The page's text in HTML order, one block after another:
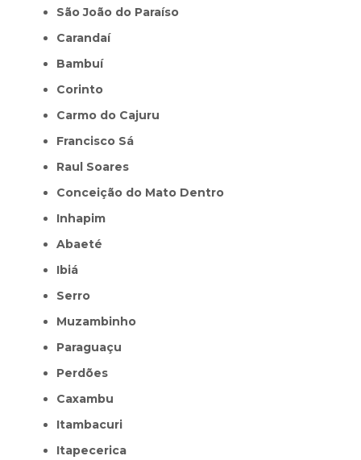
São João do Paraíso
Carandaí
Bambuí
Corinto
Carmo do Cajuru
Francisco Sá
Raul Soares
Conceição do Mato Dentro
Inhapim
Abaeté
Ibiá
Serro
Muzambinho
Paraguaçu
Perdões
Caxambu
Itambacuri
Itapecerica